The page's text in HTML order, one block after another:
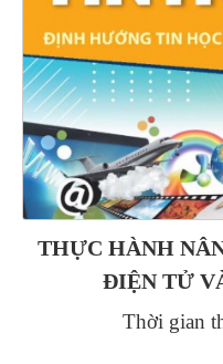
THỰC HÀNH
ĐIỆN TỬ
Thời gian